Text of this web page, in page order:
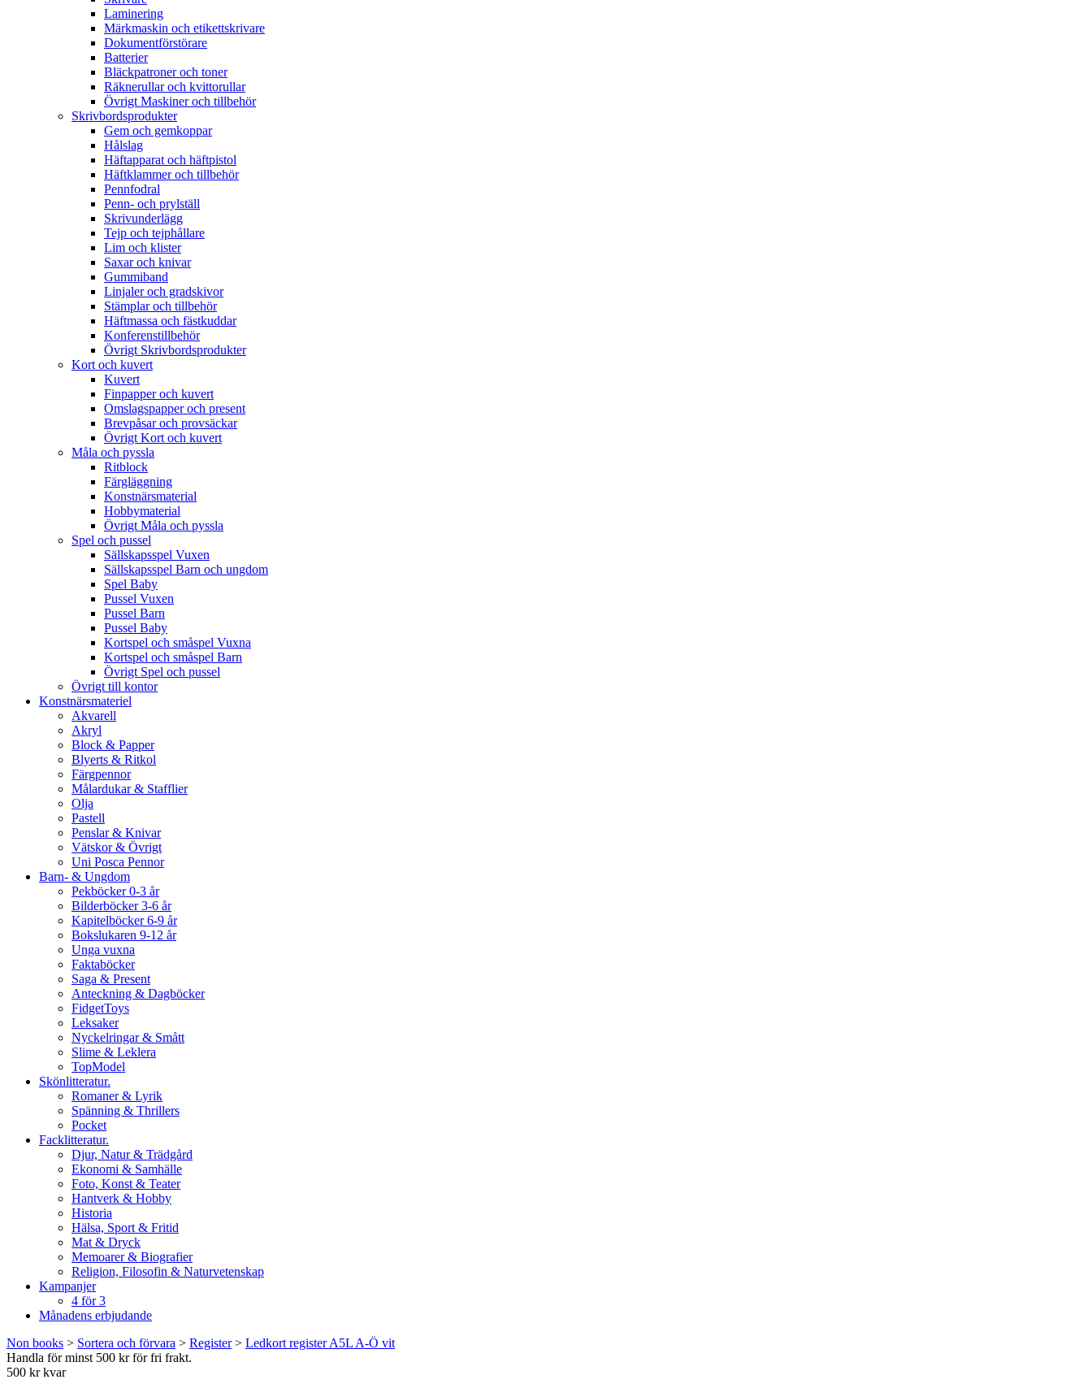
Laminering
Märkmaskin och etikettskrivare
Dokumentförstörare
Batterier
Bläckpatroner och toner
Räknerullar och kvittorullar
Övrigt Maskiner och tillbehör
Skrivbordsprodukter
Gem och gemkoppar
Hålslag
Häftapparat och häftpistol
Häftklammer och tillbehör
Pennfodral
Penn- och prylställ
Skrivunderlägg
Tejp och tejphållare
Lim och klister
Saxar och knivar
Gummiband
Linjaler och gradskivor
Stämplar och tillbehör
Häftmassa och fästkuddar
Konferenstillbehör
Övrigt Skrivbordsprodukter
Kort och kuvert
Kuvert
Finpapper och kuvert
Omslagspapper och present
Brevpåsar och provsäckar
Övrigt Kort och kuvert
Måla och pyssla
Ritblock
Färgläggning
Konstnärsmaterial
Hobbymaterial
Övrigt Måla och pyssla
Spel och pussel
Sällskapsspel Vuxen
Sällskapsspel Barn och ungdom
Spel Baby
Pussel Vuxen
Pussel Barn
Pussel Baby
Kortspel och småspel Vuxna
Kortspel och småspel Barn
Övrigt Spel och pussel
Övrigt till kontor
Konstnärsmateriel
Akvarell
Akryl
Block & Papper
Blyerts & Ritkol
Färgpennor
Målardukar & Stafflier
Olja
Pastell
Penslar & Knivar
Vätskor & Övrigt
Uni Posca Pennor
Barn- & Ungdom
Pekböcker 0-3 år
Bilderböcker 3-6 år
Kapitelböcker 6-9 år
Bokslukaren 9-12 år
Unga vuxna
Faktaböcker
Saga & Present
Anteckning & Dagböcker
FidgetToys
Leksaker
Nyckelringar & Smått
Slime & Leklera
TopModel
Skönlitteratur.
Romaner & Lyrik
Spänning & Thrillers
Pocket
Facklitteratur.
Djur, Natur & Trädgård
Ekonomi & Samhälle
Foto, Konst & Teater
Hantverk & Hobby
Historia
Hälsa, Sport & Fritid
Mat & Dryck
Memoarer & Biografier
Religion, Filosofin & Naturvetenskap
Kampanjer
4 för 3
Månadens erbjudande
Non books > Sortera och förvara > Register> Ledkort register A5L A-Ö vit
Handla för minst 500 kr för fri frakt.
500 kr kvar